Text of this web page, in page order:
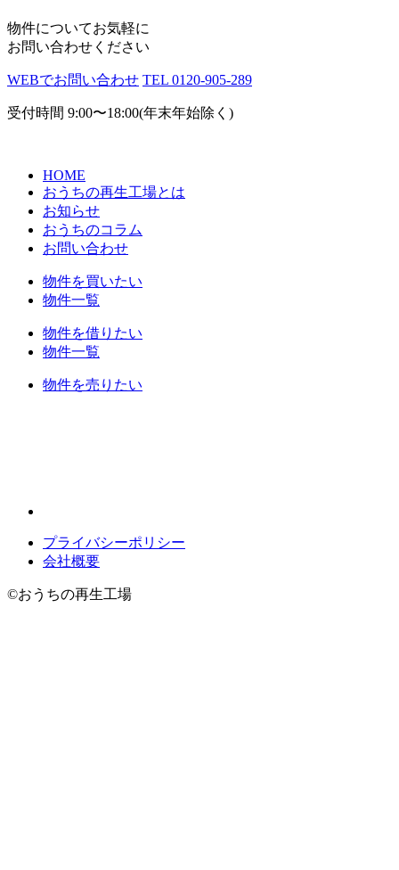
物件についてお気軽に
お問い合わせください
WEBでお問い合わせ TEL 0120-905-289
受付時間 9:00〜18:00(年末年始除く)
HOME
おうちの再生工場とは
お知らせ
おうちのコラム
お問い合わせ
物件を買いたい
物件一覧
物件を借りたい
物件一覧
物件を売りたい
プライバシーポリシー
会社概要
©おうちの再生工場